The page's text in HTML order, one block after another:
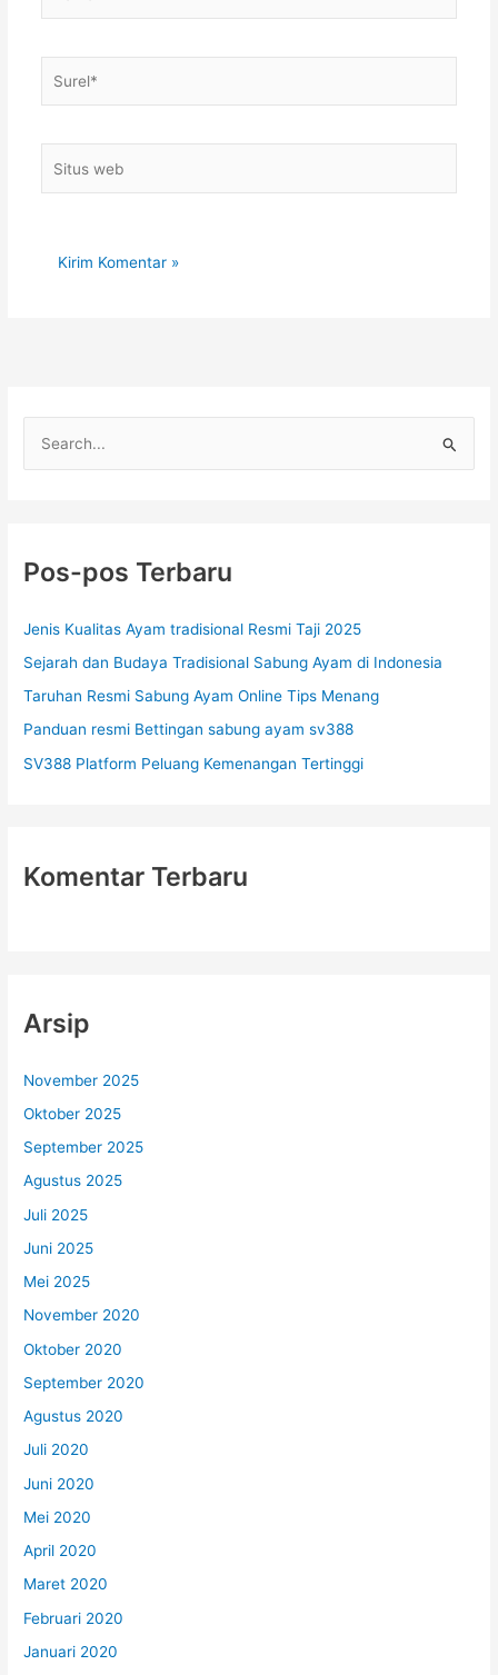
web
n
u
k
:
Pos-pos Terbaru
Jenis Kualitas Ayam tradisional Resmi Taji 2025
Sejarah dan Budaya Tradisional Sabung Ayam di Indonesia
Taruhan Resmi Sabung Ayam Online Tips Menang
Panduan resmi Bettingan sabung ayam sv388
SV388 Platform Peluang Kemenangan Tertinggi
Komentar Terbaru
Arsip
November 2025
Oktober 2025
September 2025
Agustus 2025
Juli 2025
Juni 2025
Mei 2025
November 2020
Oktober 2020
September 2020
Agustus 2020
Juli 2020
Juni 2020
Mei 2020
April 2020
Maret 2020
Februari 2020
Januari 2020